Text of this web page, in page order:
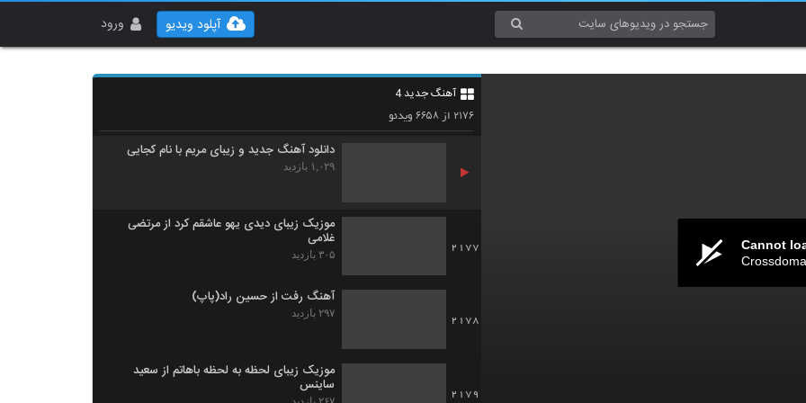
ورود آپلود ویدیو
Cannot
آهنگ جدید 4
۲۱۷۶ از ۶۶۵۸ویدئو
2175
آهنگ من عاشقت شدم از علی رنجبر(پاپ)
دانلود آهنگ جدید و زیبای مریم با نام کجایی
۱,۰۲۹ بازدید
2177
موزیک زیبای دیدی یهو عاشقم کرد از مرتضی
غلامی
۳۰۵ بازدید
2178
آهنگ رفت از حسین راد(پاپ)
۲۹۷ بازدید
2179
موزیک زیبای لحظه به لحظه باهاتم از سعید
ساینس